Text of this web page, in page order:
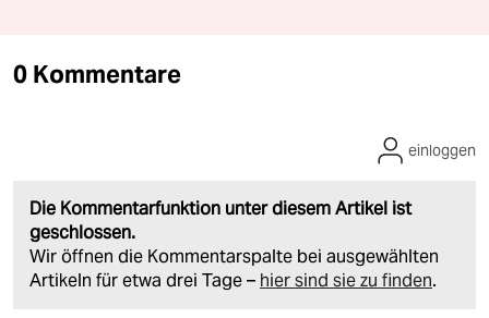
0 Kommentare
Die Kommentarfunktion unter diesem Artikel ist
geschlossen.
Wir öffnen die Kommentarspalte bei ausgewählten
Artikeln für etwa drei Tage – hier sind sie zu finden.
einloggen